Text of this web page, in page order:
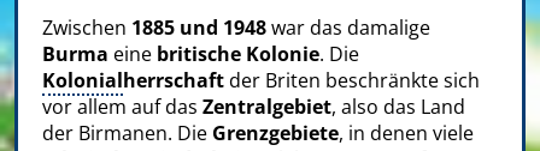
Zwischen 1885 und 1948war das damalige
Burma eine britische Kolonie. Die
Kolonialherrschaftder Briten beschränkte sich
vor allem auf das Zentralgebiet, also das Land
der Birmanen. Die Grenzgebiete, in denen viele